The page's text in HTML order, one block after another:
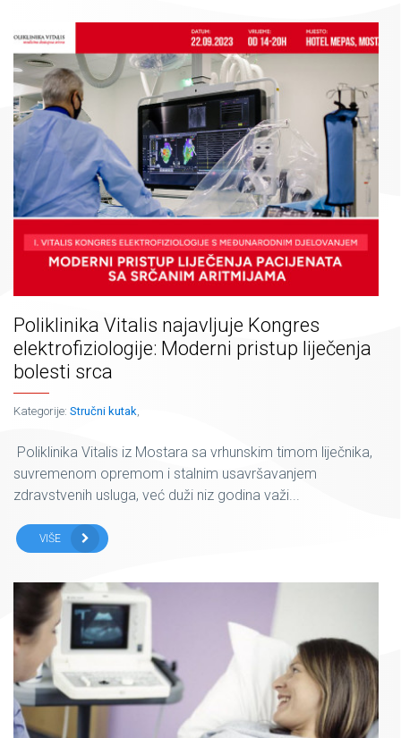
Poliklinika Vitalis najavljuje Kongres
elektrofiziologije: Moderni pristup liječenja
bolesti srca
Kategorije: Stručni kutak,
Poliklinika Vitalis iz Mostara sa vrhunskim timom liječnika,
suvremenom opremom i stalnim usavršavanjem
zdravstvenih usluga, već duži niz godina važi...
VIŠE